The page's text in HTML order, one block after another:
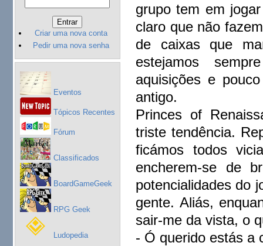
Criar uma nova conta
Pedir uma nova senha
Eventos
Tópicos Recentes
Fórum
Classificados
BoardGameGeek
RPG Geek
Ludopedia
grupo tem em
claro que não
de caixas que
estejamos
aquisições e
antigo.
Princes of
triste tendência.
ficámos todos
encherem-se de
potencialidades do
gente. Aliás,
sair-me da vista, o
- Ó querido estás a